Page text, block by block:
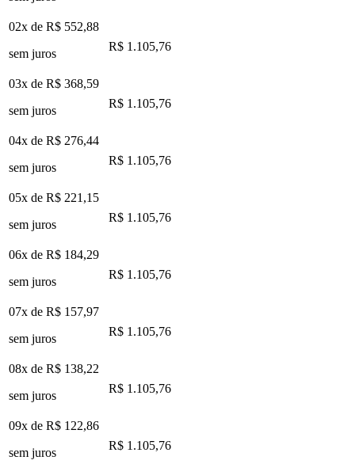
02x de R$ 552,88
sem juros
R$ 1.105,76
03x de R$ 368,59
sem juros
R$ 1.105,76
04x de R$ 276,44
sem juros
R$ 1.105,76
05x de R$ 221,15
sem juros
R$ 1.105,76
06x de R$ 184,29
sem juros
R$ 1.105,76
07x de R$ 157,97
sem juros
R$ 1.105,76
08x de R$ 138,22
sem juros
R$ 1.105,76
09x de R$ 122,86
sem juros
R$ 1.105,76